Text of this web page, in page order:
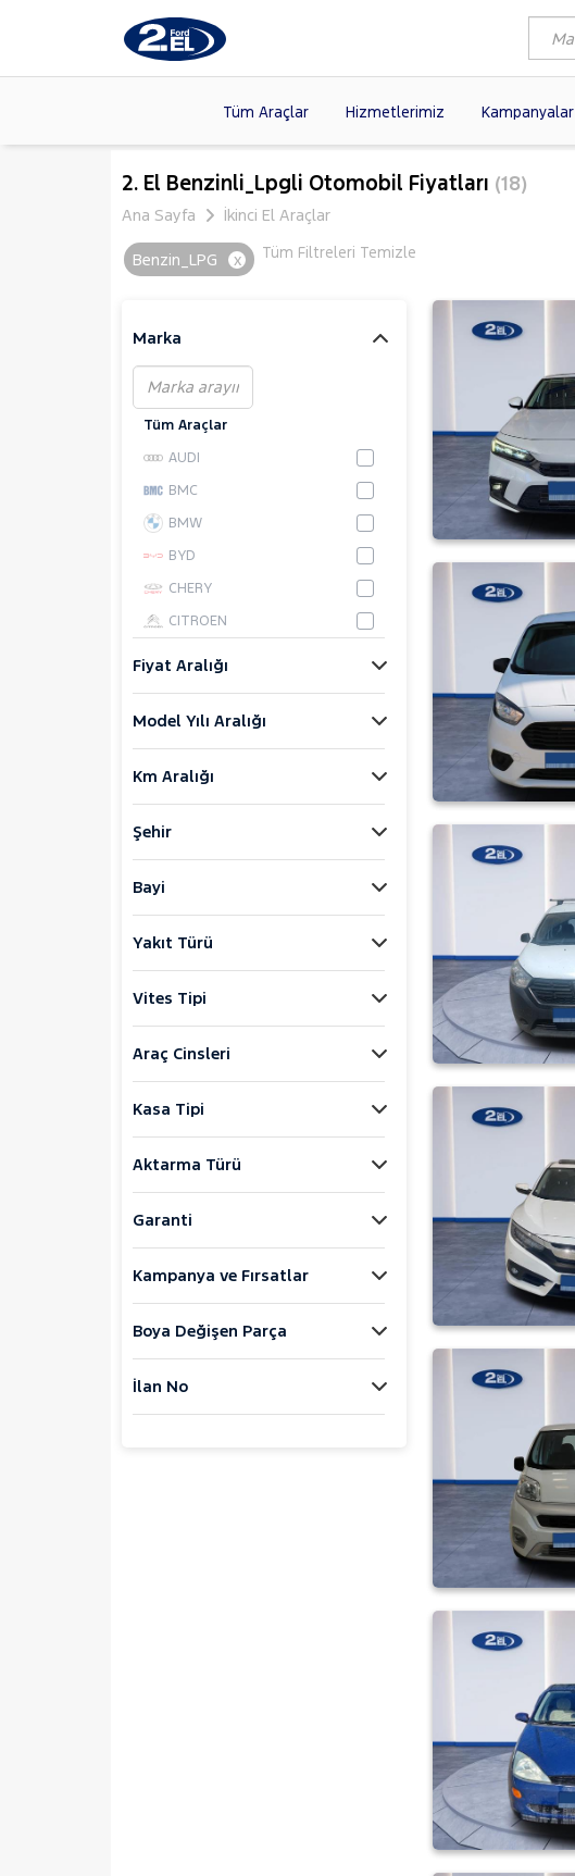
Tüm Araçlar Hizmetlerimiz Kampanyalar
Markalar >
Modeller
Kasalar
FORD (881)
SKODA
2. El Benzinli_Lpgli Otomobil Fiyatları (18)
Ana Sayfa
İkinci El Araçlar
Tüm Filtreleri Temizle
Benzin_LPG x
Marka
Tüm Araçlar
AUDI
BMC
BMW
BYD
CHERY
CITROEN
DAIHATSU
FIAT
FORD
ISUZU
Iveco
KIA
LANCIA
MAN
MERCEDES-BENZ
MINI
NISSAN
OPEL
PEUGEOT
Fiyat Aralığı
Model Yılı Aralığı
Km Aralığı
Şehir
Bayi
Yakıt Türü
Vites Tipi
Araç Cinsleri
Kasa Tipi
Aktarma Türü
Garanti
Kampanya ve Fırsatlar
Boya Değişen Parça
İlan No